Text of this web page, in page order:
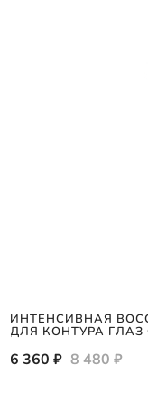
ИНТЕНСИВНАЯ
ДЛЯ КОНТУРА
6 360 ₽ 8 480 ₽